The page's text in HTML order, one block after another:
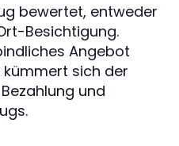
bewertet, entweder
Besichtigung.
Angebot
kümmert sich der
und